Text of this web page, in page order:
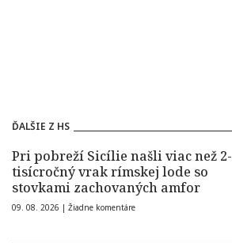
ĎALŠIE Z HS
Pri pobreží Sicílie našli viac než 2-
tisícročný vrak rímskej lode so
stovkami zachovaných amfor
09. 08. 2026 | Žiadne komentáre